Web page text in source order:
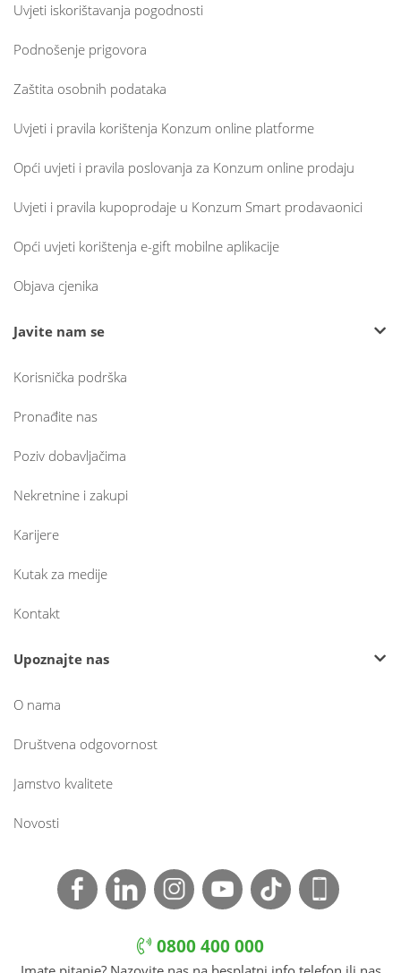
Uvjeti iskorištavanja pogodnosti
Podnošenje prigovora
Zaštita osobnih podataka
Uvjeti i pravila korištenja Konzum online platforme
Opći uvjeti i pravila poslovanja za Konzum online prodaju
Uvjeti i pravila kupoprodaje u Konzum Smart prodavaonici
Opći uvjeti korištenja e-gift mobilne aplikacije
Objava cjenika
Javite nam se
Korisnička podrška
Pronađite nas
Poziv dobavljačima
Nekretnine i zakupi
Karijere
Kutak za medije
Kontakt
Upoznajte nas
O nama
Društvena odgovornost
Jamstvo kvalitete
Novosti
0800 400 000